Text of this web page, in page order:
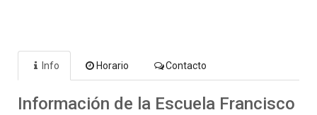
Info Horario Contacto
Información de la Escuela Francisco